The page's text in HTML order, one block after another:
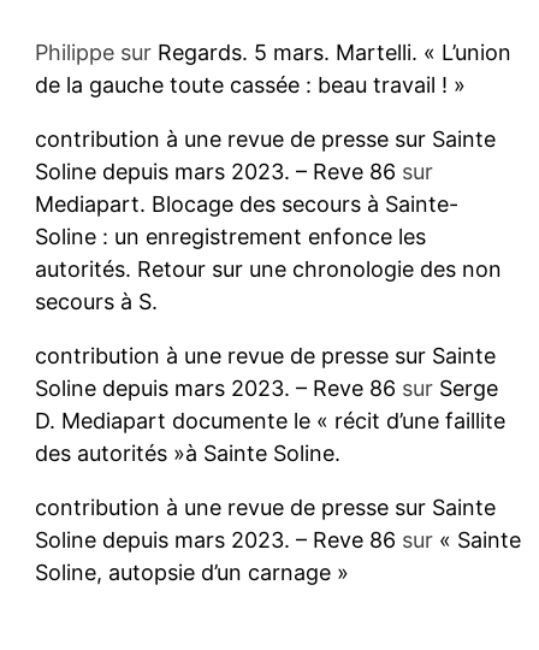
Philippesur Regards. 5 mars. Martelli. « L’union
de la gauche toute cassée : beau travail ! »
contribution à une revue de presse sur Sainte
Soline depuis mars 2023. – Reve 86 sur
Mediapart. Blocage des secours à Sainte-
Soline : un enregistrement enfonce les
autorités. Retour sur une chronologie des non
secours à S.
contribution à une revue de presse sur Sainte
Soline depuis mars 2023. – Reve 86 sur Serge
D. Mediapart documente le « récit d’une faillite
des autorités »à Sainte Soline.
contribution à une revue de presse sur Sainte
Soline depuis mars 2023. – Reve 86 sur « Sainte
Soline, autopsie d’un carnage »